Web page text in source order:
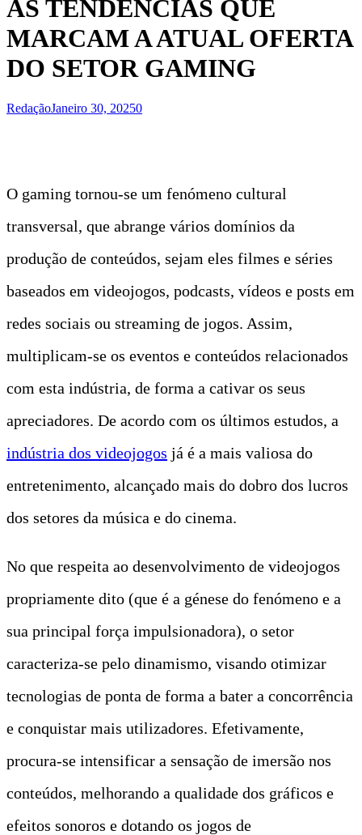
AS TENDÊNCIAS QUE
MARCAM A ATUAL OFERTA
DO SETOR GAMING
RedaçãoJaneiro 30, 20250
O gaming tornou-se um fenómeno cultural
transversal, que abrange vários domínios da
produção de conteúdos, sejam eles filmes e séries
baseados em videojogos, podcasts, vídeos e posts em
redes sociais ou streaming de jogos. Assim,
multiplicam-se os eventos e conteúdos relacionados
com esta indústria, de forma a cativar os seus
apreciadores. De acordo com os últimos estudos, a
indústria dos videojogos já é a mais valiosa do
entretenimento, alcançado mais do dobro dos lucros
dos setores da música e do cinema.
No que respeita ao desenvolvimento de videojogos
propriamente dito (que é a génese do fenómeno e a
sua principal força impulsionadora), o setor
caracteriza-se pelo dinamismo, visando otimizar
tecnologias de ponta de forma a bater a concorrência
e conquistar mais utilizadores. Efetivamente,
procura-se intensificar a sensação de imersão nos
conteúdos, melhorando a qualidade dos gráficos e
efeitos sonoros e dotando os jogos de